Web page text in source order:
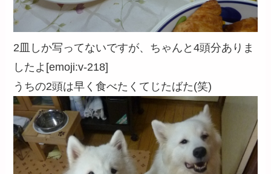
2皿しか写ってないですが、ちゃんと4頭分ありま
したよ[emoji:v-218]
うちの2頭は早く食べたくてじたばた(笑)